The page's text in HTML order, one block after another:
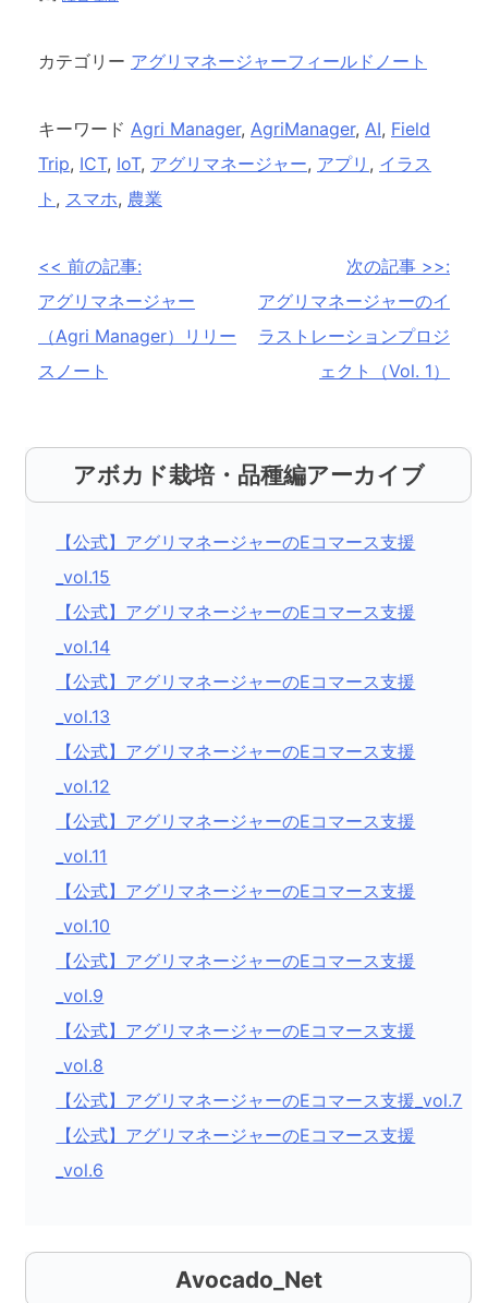
カテゴリー アグリマネージャーフィールドノート
キーワード Agri Manager, AgriManager, AI, Field
Trip, ICT, IoT, アグリマネージャー, アプリ , イラス
ト , スマホ, 農業
投
稿
ナ
ビ
シ
ン
<< 前の記事:
アグリマネージャー
（Agri Manager）リリー
スノート
次の記事 >>:
アグリマネージャーのイ
ラストレーションプロジ
ェクト（Vol. 1）
アボカド栽培・品種編アーカイブ
【公式】アグリマネージャーのEコマース支援
_vol.15
【公式】アグリマネージャーのEコマース支援
_vol.14
【公式】アグリマネージャーのEコマース支援
_vol.13
【公式】アグリマネージャーのEコマース支援
_vol.12
【公式】アグリマネージャーのEコマース支援
_vol.11
【公式】アグリマネージャーのEコマース支援
_vol.10
【公式】アグリマネージャーのEコマース支援
_vol.9
【公式】アグリマネージャーのEコマース支援
_vol.8
【公式】アグリマネージャーのEコマース支援_vol.7
【公式】アグリマネージャーのEコマース支援
_vol.6
Avocado_Net